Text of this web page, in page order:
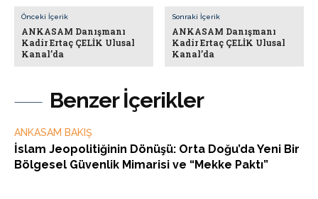
Benzer İçerikler
ANKASAM BAKIŞ
İslam Jeopolitiğinin Dönüşü: Orta Doğu’da Yeni Bir
Bölgesel Güvenlik Mimarisi ve “Mekke Paktı”
Önceki İçerik
ANKASAM Danışmanı
Kadir Ertaç ÇELİK Ulusal
Kanal’da
Sonraki İçerik
ANKASAM Danışmanı
Kadir Ertaç ÇELİK Ulusal
Kanal’da